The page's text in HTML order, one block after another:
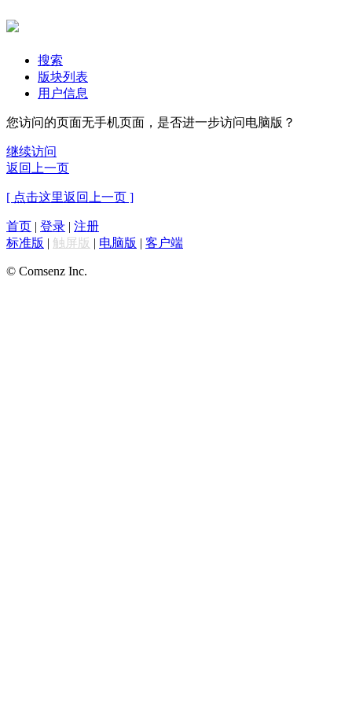
搜索
版块列表
用户信息
您访问的页面无手机页面，是否进一步访问电脑版？
继续访问
返回上一页
[ 点击这里返回上一页 ]
首页 | 登录 | 注册
标准版 | 触屏版 | 电脑版 | 客户端
© Comsenz Inc.